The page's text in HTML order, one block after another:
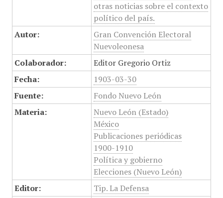
otras noticias sobre el contexto
político del país.
Autor:
Gran Convención Electoral
Nuevoleonesa
Colaborador:
Editor Gregorio Ortiz
Fecha:
1903-03-30
Fuente:
Fondo Nuevo León
Materia:
Nuevo León (Estado)
México
Publicaciones periódicas
1900-1910
Política y gobierno
Elecciones (Nuevo León)
Editor:
Tip. La Defensa